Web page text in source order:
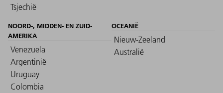
Tsjechië
NOORD-, MIDDEN- EN ZUID-
AMERIKA
Venezuela
Argentinië
Uruguay
Colombia
OCEANIË
Nieuw-Zeeland
Australië